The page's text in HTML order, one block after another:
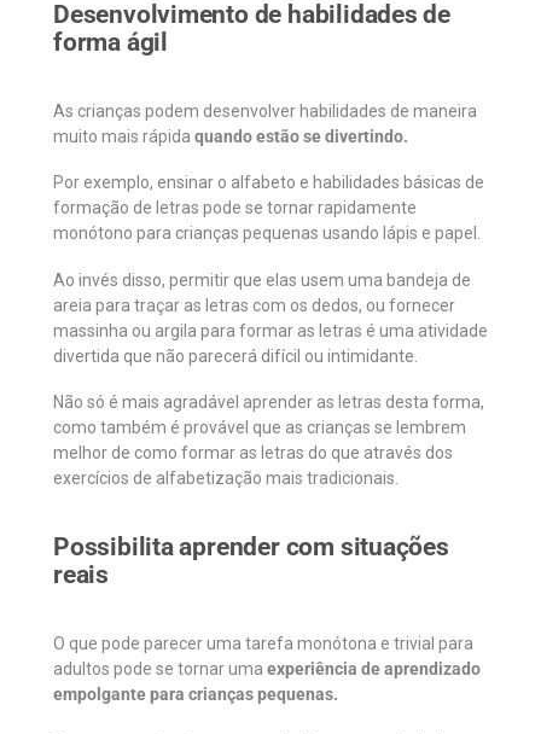
Desenvolvimento de habilidades de
forma ágil
As crianças podem desenvolver habilidades de maneira
muito mais rápida quando estão se divertindo.
Por exemplo, ensinar o alfabeto e habilidades básicas de
formação de letras pode se tornar rapidamente
monótono para crianças pequenas usando lápis e papel.
Ao invés disso, permitir que elas usem uma bandeja de
areia para traçar as letras com os dedos, ou fornecer
massinha ou argila para formar as letras é uma atividade
divertida que não parecerá difícil ou intimidante.
Não só é mais agradável aprender as letras desta forma,
como também é provável que as crianças se lembrem
melhor de como formar as letras do que através dos
exercícios de alfabetização mais tradicionais.
Possibilita aprender com situações
reais
O que pode parecer uma tarefa monótona e trivial para
adultos pode se tornar uma experiência de aprendizado
empolgante para crianças pequenas.